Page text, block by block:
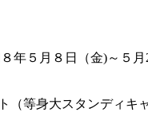
８年５月８日（金)～５
（等身大スタンディキ